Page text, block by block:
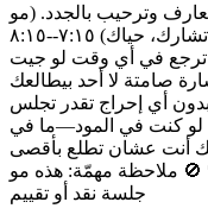
أكلك بنأخذ ٥–١٠ دقائق تعارف وترحيب بالجدد. (مو
لازم تقول إيش تكتب، بس لو حاب تشارك، حياك) ٧:١٥--٨:١٥
ترجع في أي وقت لو جيت
صامتة لا أحد بيطالعك
بدون أي إحراج تقدر تجلس
لو كنت في المود—ما في
أنت عشان تطلع بأقصى
🚫 ملاحظة مهمّة: هذه مو
جلسة نقد أو تقييم